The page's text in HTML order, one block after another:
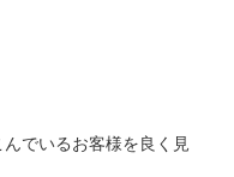
でいるお客様を良く見